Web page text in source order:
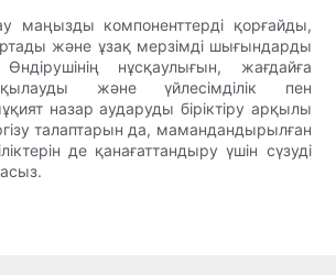
маңызды компоненттерді қорғайды,
және ұзақ мерзімді шығындарды
нұсқаулығын, жағдайға
және үйлесімділік пен
назар аударуды біріктіру арқылы
талаптарын да, мамандандырылған
де қанағаттандыру үшін сүзуді